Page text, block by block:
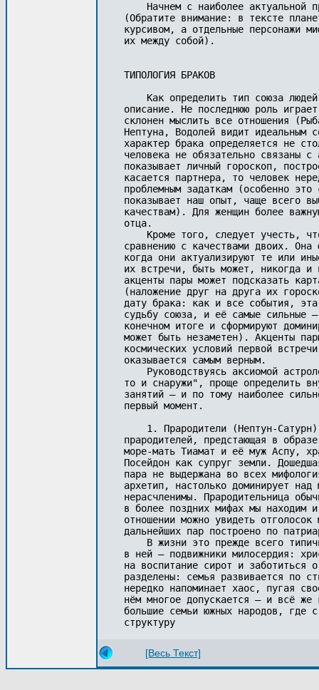
Начнем с наиболее актуальной
(Обратите внимание: в тексте
курсивом, а отдельные персонажи
их между собой).
ТИПОЛОГИЯ БРАКОВ
Как определить тип союза
описание. Не последнюю роль
склонен мыслить все отношения
Нептуна, Водолей видит
характер брака определяется не
человека не обязательно связаны
показывает личный гороскоп,
касается партнера, то человек
проблемным задаткам (особенно
показывает наш опыт, чаще всего
качествам). Для женщин более
отца.
Кроме того, следует учесть,
сравнению с качествами двоих.
когда они актуализируют те или
их встречи, быть может, никогда
акценты пары может подсказать
(наложение друг на друга их
дату брака: как и все события,
судьбу союза, и её самые сильные
конечном итоге и сформируют
может быть незаметен). Акценты
космических условий первой
оказывается самым верным.
Руководствуясь аксиомой
то и снаружи", проще определить
занятий — и по тому наиболее
первый момент.
1. Прародители (Нептун-
прародителей, предстающая в
море-мать Тиамат и её муж Аспу,
Посейдон как супруг земли.
пара не выдержана во всех
архетип, настолько доминирует
нерасчленимы. Прародительница
в более поздних мифах мы находим
отношении можно увидеть
дальнейших пар построено по
В жизни это прежде всего
в ней — подвижники милосердия:
на воспитание сирот и
разделены: семья развивается по
нередко напоминает хаос, пугая
нём многое допускается — и всё
большие семьи южных народов, где
структуру
[Весь Текст]